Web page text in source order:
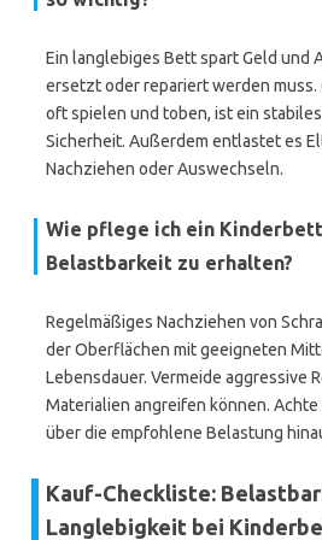
Ein langlebiges Bett spart Geld und
ersetzt oder repariert werden muss.
oft spielen und toben, ist ein
Sicherheit. Außerdem entlastet es
Nachziehen oder Auswechseln.
Wie pflege ich ein
Belastbarkeit zu erhalten?
Regelmäßiges Nachziehen von
der Oberflächen mit geeigneten
Lebensdauer. Vermeide aggressive
Materialien angreifen können.
über die empfohlene Belastung
Kauf-Checkliste:
Langlebigkeit bei